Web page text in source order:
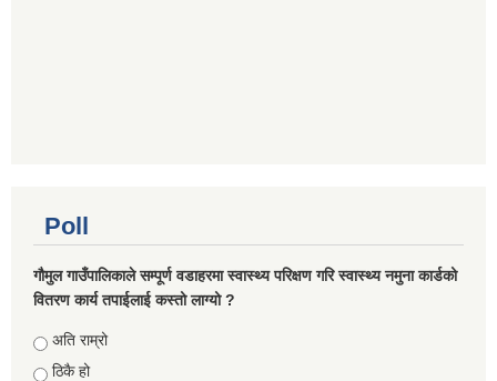
Poll
गौमुल गाउँपालिकाले सम्पूर्ण वडाहरमा स्वास्थ्य परिक्षण गरि स्वास्थ्य नमुना कार्डको
वितरण कार्य तपाईलाई कस्तो लाग्यो ?
Choices
अति राम्रो
ठिकै हो